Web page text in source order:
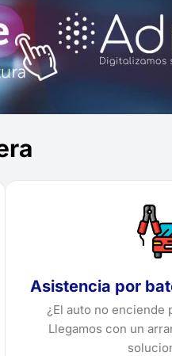
Asistencia por
¿El auto no enciende
Llegamos con un